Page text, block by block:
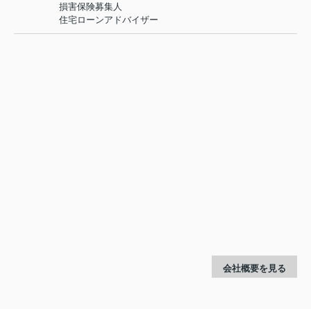
損害保険募集人
住宅ローンアドバイザー
会社概要を見る